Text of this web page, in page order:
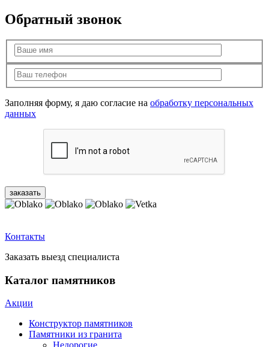
Обратный звонок
Заполняя форму, я даю согласие на обработку персональных
данных
Контакты
Заказать выезд специалиста
Каталог памятников
Акции
Конструктор памятников
Памятники из гранита